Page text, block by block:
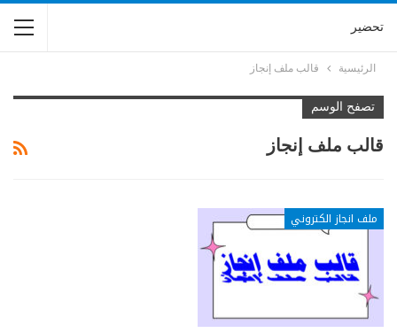
تحضير
الرئيسية قالب ملف إنجاز
تصفح الوسم
قالب ملف إنجاز
ملف انجاز الكتروني